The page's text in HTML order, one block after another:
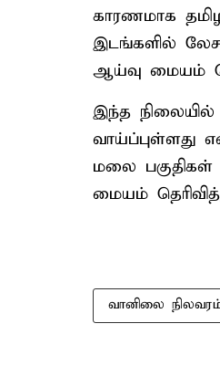
காரணமாக
இடங்களில்
ஆய்வு மையம்
இந்த
வாய்ப்புள்ளது
மலை
மையம்
வானிலை